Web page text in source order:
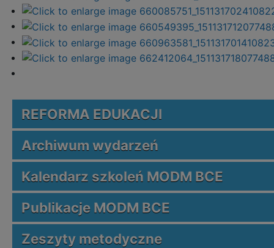
REFORMA EDUKACJI
Archiwum wydarzeń
Kalendarz szkoleń MODM BCE
Publikacje MODM BCE
Zeszyty metodyczne